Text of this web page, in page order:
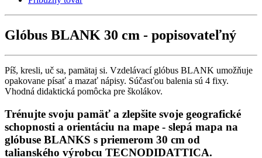
Glóbus BLANK 30 cm - popisovateľný
Píš, kresli, uč sa, pamätaj si. Vzdelávací glóbus BLANK umožňuje
opakovane písať a mazať nápisy. Súčasťou balenia sú 4 fixy.
Vhodná didaktická pomôcka pre školákov.
Trénujte svoju pamäť a zlepšite svoje geografické
schopnosti a orientáciu na mape - slepá mapa na
glóbuse BLANKS s priemerom 30 cm od
talianského výrobcu TECNODIDATTICA.